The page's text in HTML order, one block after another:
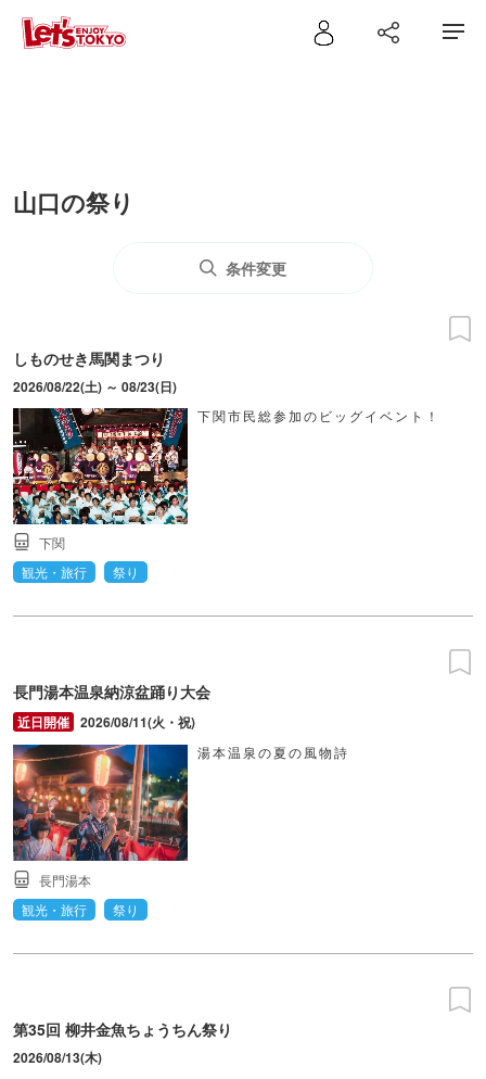
山口の祭り
条件変更
しものせき馬関まつり
2026/08/22(土) ～ 08/23(日)
下関市民総参加のビッグイベント！
下関
観光・旅行
祭り
長門湯本温泉納涼盆踊り大会
2026/08/11(火・祝)
湯本温泉の夏の風物詩
長門湯本
観光・旅行
祭り
第35回 柳井金魚ちょうちん祭り
2026/08/13(木)